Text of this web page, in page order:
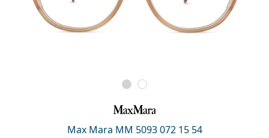
Max Mara MM 5093 072 15 54